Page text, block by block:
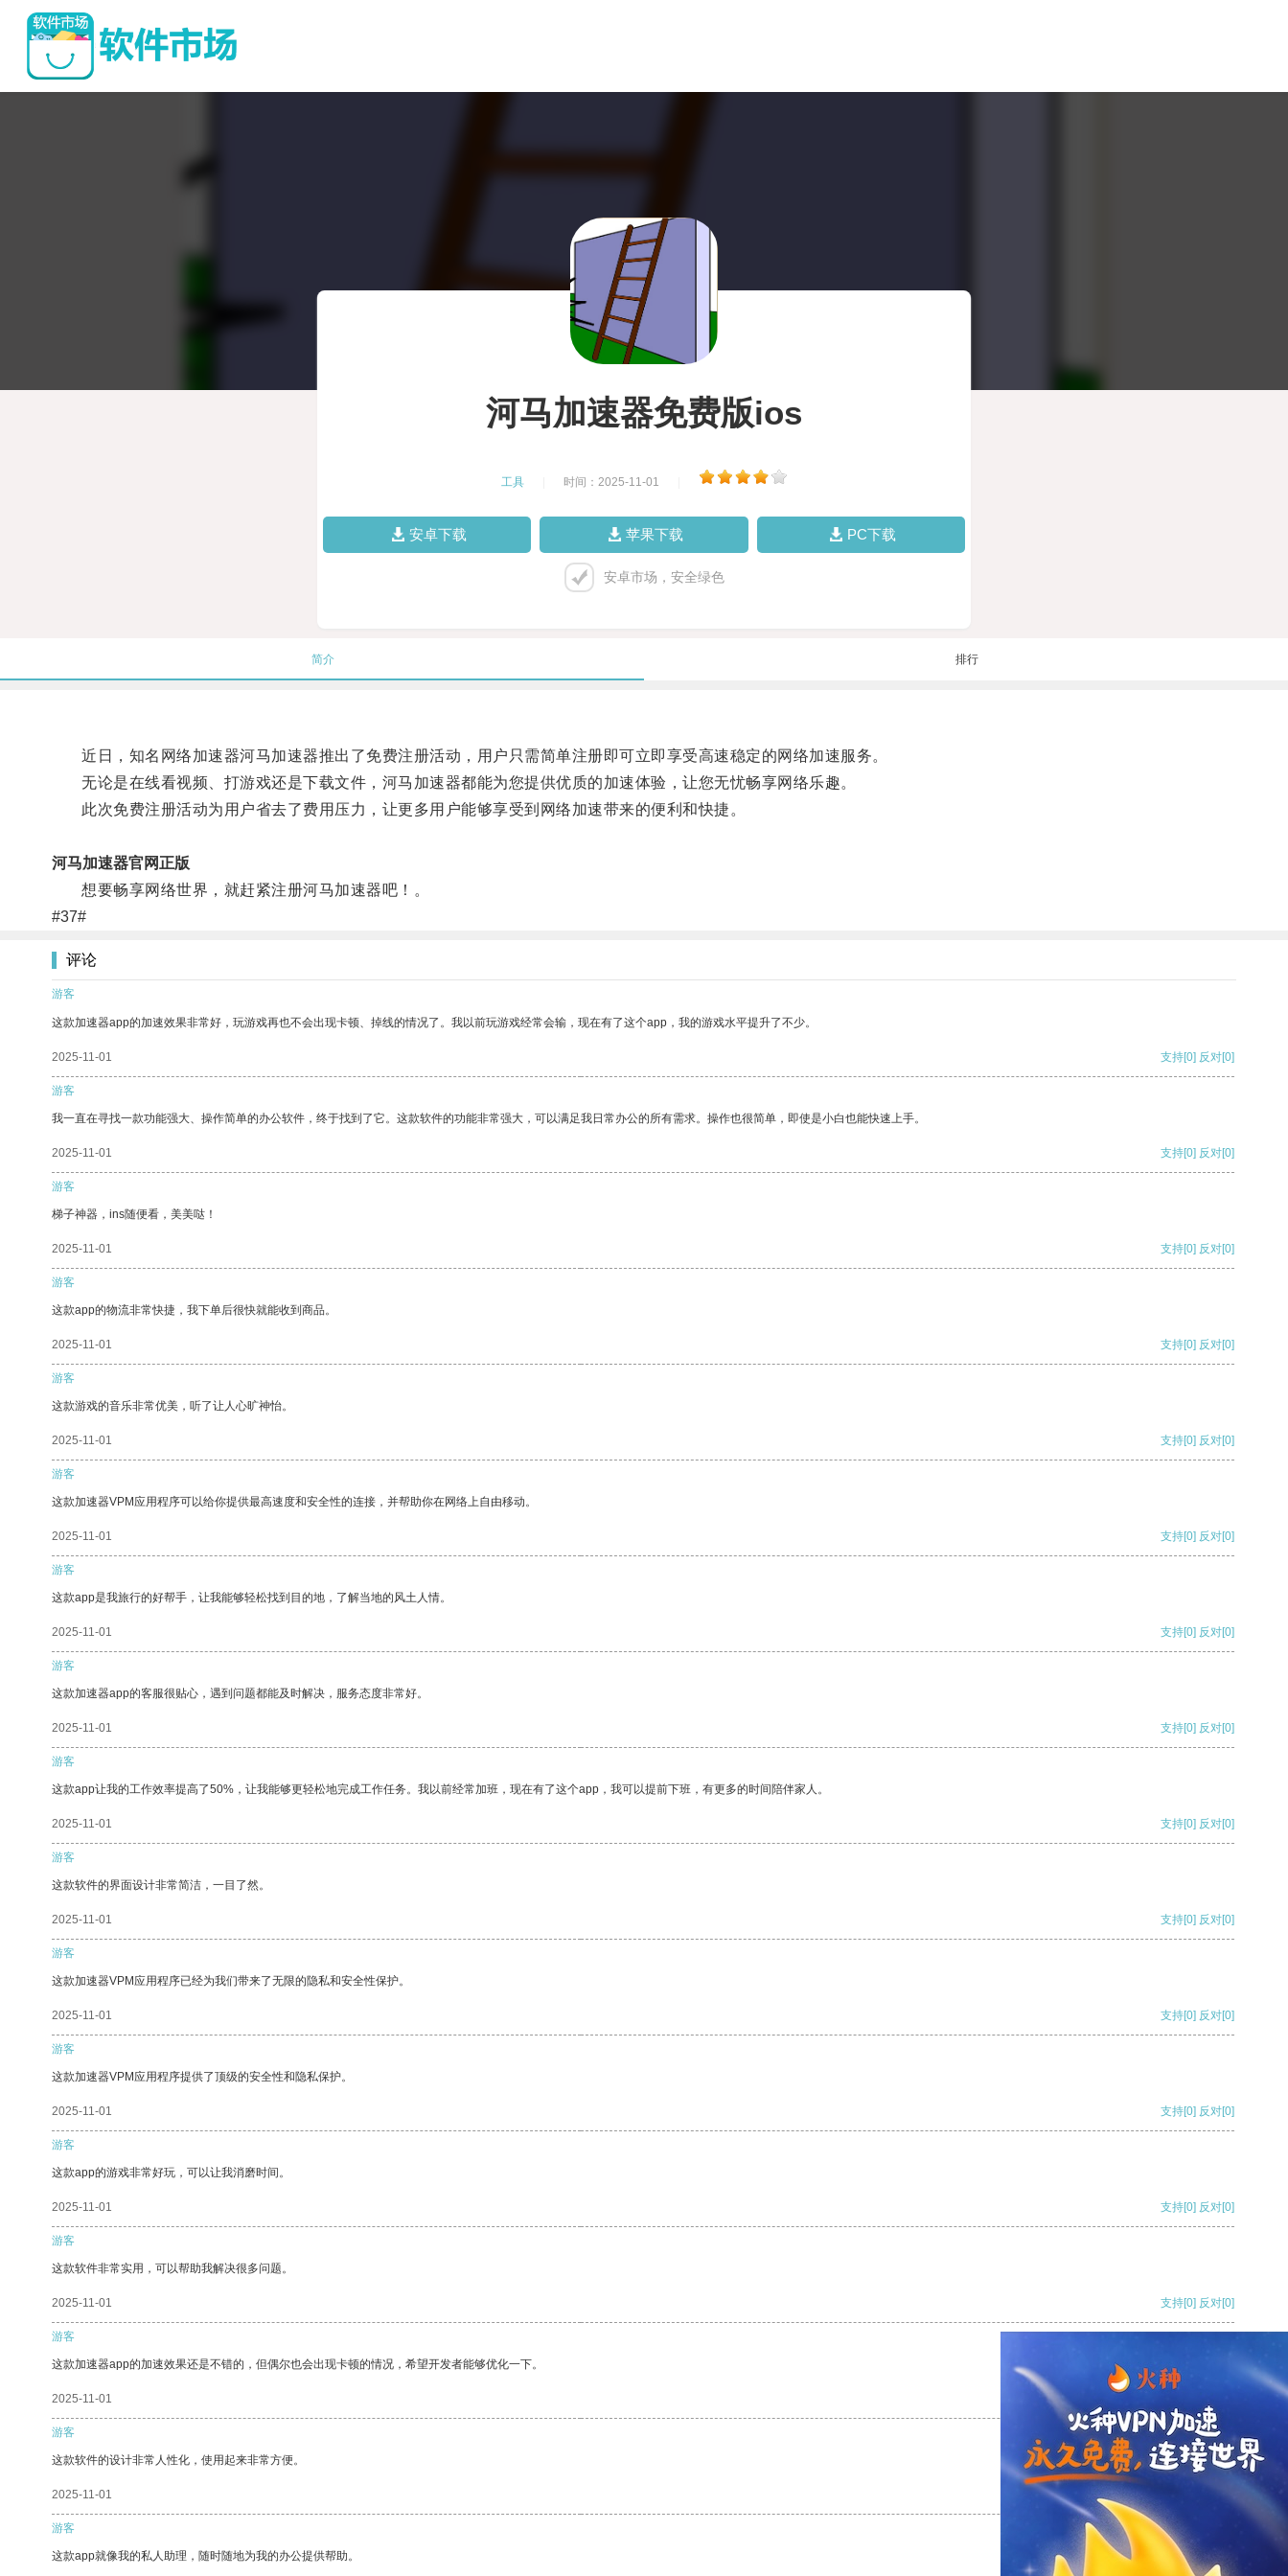
河马加速器免费版ios
工具 时间：2025-11-01
安卓下载 苹果下载 PC下载
安卓市场，安全绿色
简介 排行
近日，知名网络加速器河马加速器推出了免费注册活动，用户只需简单注册即可立即享受高速稳定的网络加速服务。
无论是在线看视频、打游戏还是下载文件，河马加速器都能为您提供优质的加速体验，让您无忧畅享网络乐趣。
此次免费注册活动为用户省去了费用压力，让更多用户能够享受到网络加速带来的便利和快捷。
河马加速器官网正版
想要畅享网络世界，就赶紧注册河马加速器吧！。
#37#
评论
游客
这款加速器app的加速效果非常好，玩游戏再也不会出现卡顿、掉线的情况了。我以前玩游戏经常会输，现在有了这个app，我的游戏水平提升了不少。
2025-11-01 支持[0] 反对[0]
游客
我一直在寻找一款功能强大、操作简单的办公软件，终于找到了它。这款软件的功能非常强大，可以满足我日常办公的所有需求。操作也很简单，即使是小白也能快速上手。
2025-11-01 支持[0] 反对[0]
游客
梯子神器，ins随便看，美美哒！
2025-11-01 支持[0] 反对[0]
游客
这款app的物流非常快捷，我下单后很快就能收到商品。
2025-11-01 支持[0] 反对[0]
游客
这款游戏的音乐非常优美，听了让人心旷神怡。
2025-11-01 支持[0] 反对[0]
游客
这款加速器VPM应用程序可以给你提供最高速度和安全性的连接，并帮助你在网络上自由移动。
2025-11-01 支持[0] 反对[0]
游客
这款app是我旅行的好帮手，让我能够轻松找到目的地，了解当地的风土人情。
2025-11-01 支持[0] 反对[0]
游客
这款加速器app的客服很贴心，遇到问题都能及时解决，服务态度非常好。
2025-11-01 支持[0] 反对[0]
游客
这款app让我的工作效率提高了50%，让我能够更轻松地完成工作任务。我以前经常加班，现在有了这个app，我可以提前下班，有更多的时间陪伴家人。
2025-11-01 支持[0] 反对[0]
游客
这款软件的界面设计非常简洁，一目了然。
2025-11-01 支持[0] 反对[0]
游客
这款加速器VPM应用程序已经为我们带来了无限的隐私和安全性保护。
2025-11-01 支持[0] 反对[0]
游客
这款加速器VPM应用程序提供了顶级的安全性和隐私保护。
2025-11-01 支持[0] 反对[0]
游客
这款app的游戏非常好玩，可以让我消磨时间。
2025-11-01 支持[0] 反对[0]
游客
这款软件非常实用，可以帮助我解决很多问题。
2025-11-01 支持[0] 反对[0]
游客
这款加速器app的加速效果还是不错的，但偶尔也会出现卡顿的情况，希望开发者能够优化一下。
2025-11-01
游客
这款软件的设计非常人性化，使用起来非常方便。
2025-11-01 反对
游客
这款app就像我的私人助理，随时随地为我的办公提供帮助。